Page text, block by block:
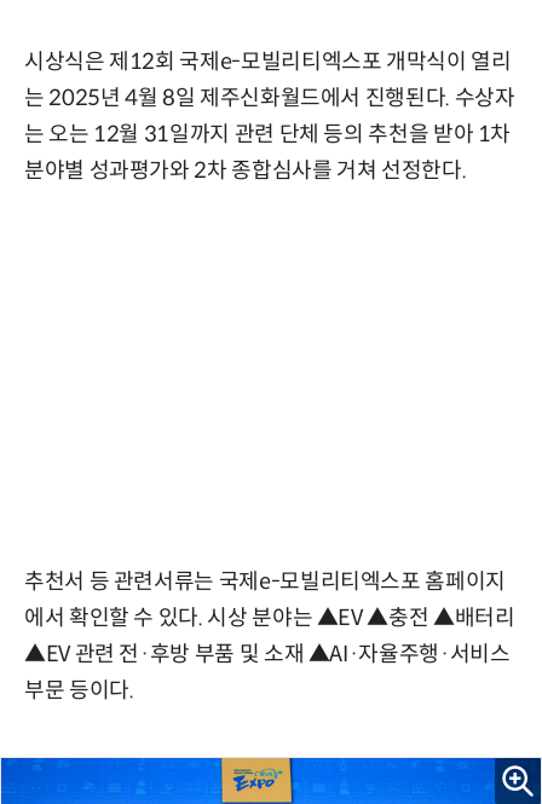
시상식은 제12회 국제e-모빌리티엑스포 개막식이 열리
는 2025년 4월 8일 제주신화월드에서 진행된다. 수상자
는 오는 12월 31일까지 관련 단체 등의 추천을 받아 1차
분야별 성과평가와 2차 종합심사를 거쳐 선정한다.
추천서 등 관련서류는 국제e-모빌리티엑스포 홈페이지
에서 확인할 수 있다. 시상 분야는 ▲EV ▲충전 ▲배터리
▲EV 관련 전·후방 부품 및 소재 ▲AI·자율주행·서비스
부문 등이다.